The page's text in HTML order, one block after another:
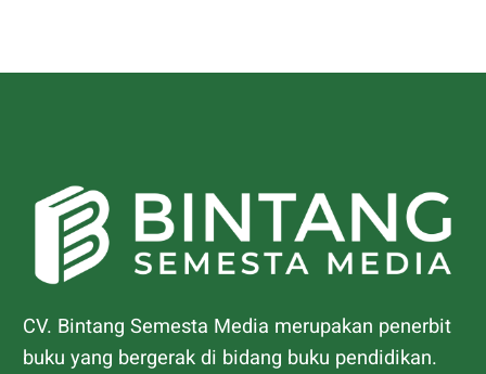
CV. Bintang Semesta Media merupakan penerbit
buku yang bergerak di bidang buku pendidikan.